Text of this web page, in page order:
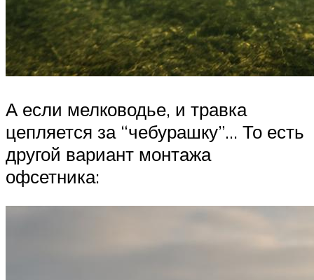
А если мелководье, и травка
цепляется за “чебурашку”… То есть
другой вариант монтажа
офсетника: